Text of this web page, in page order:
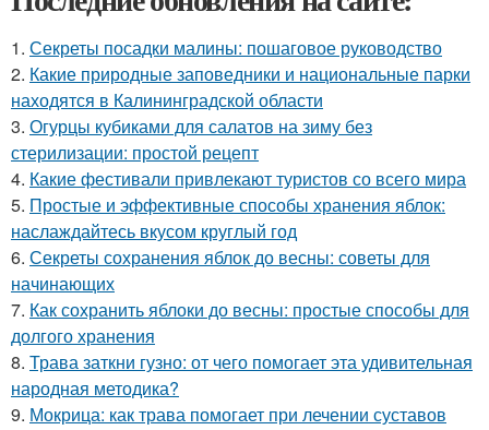
1. Секреты посадки малины: пошаговое руководство
2. Какие природные заповедники и национальные парки
находятся в Калининградской области
3. Огурцы кубиками для салатов на зиму без
стерилизации: простой рецепт
4. Какие фестивали привлекают туристов со всего мира
5. Простые и эффективные способы хранения яблок:
наслаждайтесь вкусом круглый год
6. Секреты сохранения яблок до весны: советы для
начинающих
7. Как сохранить яблоки до весны: простые способы для
долгого хранения
8. Трава заткни гузно: от чего помогает эта удивительная
народная методика?
9. Мокрица: как трава помогает при лечении суставов